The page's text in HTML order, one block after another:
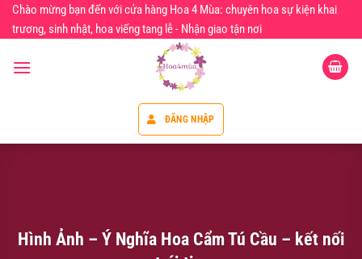
Chuyển
đến
dung
Chào mừng bạn đến với cửa hàng Hoa 4 Mùa: chuyên hoa sự kiện khai
trương, sinh nhật, hoa viếng tang lễ - Nhận giao tận nơi
ĐĂNG NHẬP
Hình Ảnh – Ý Nghĩa Hoa Cẩm Tú Cầu – kết nối